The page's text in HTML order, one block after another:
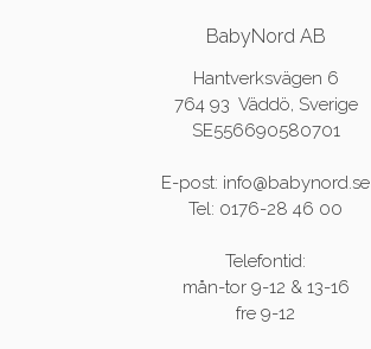
BabyNord AB
Hantverksvägen 6
764 93 Väddö, Sverige
SE556690580701
E-post: info@babynord.se
Tel: 0176-28 46 00
Telefontid:
mån-tor 9-12 & 13-16
fre 9-12